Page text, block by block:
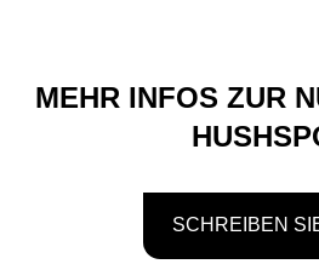
MEHR INFOS ZUR
SCHREIBEN